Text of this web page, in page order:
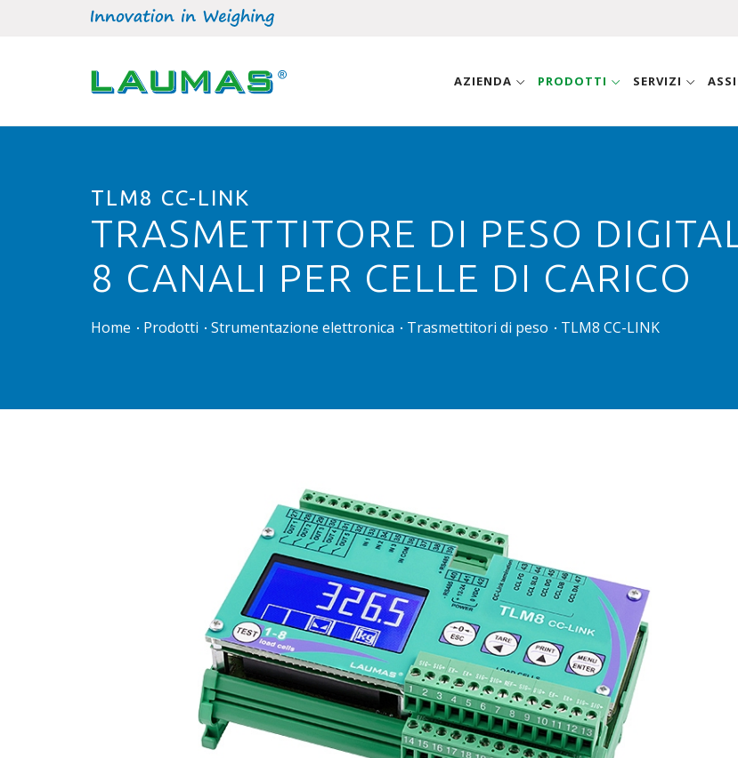
AZIENDA PRODOTTI SERVIZI
TLM8 CC-LINK
TRASMETTITORE DI PESO
8 CANALI PER CELLE DI CARICO
Home Prodotti Strumentazione elettronica Trasmettitori di peso TLM8 CC-LINK